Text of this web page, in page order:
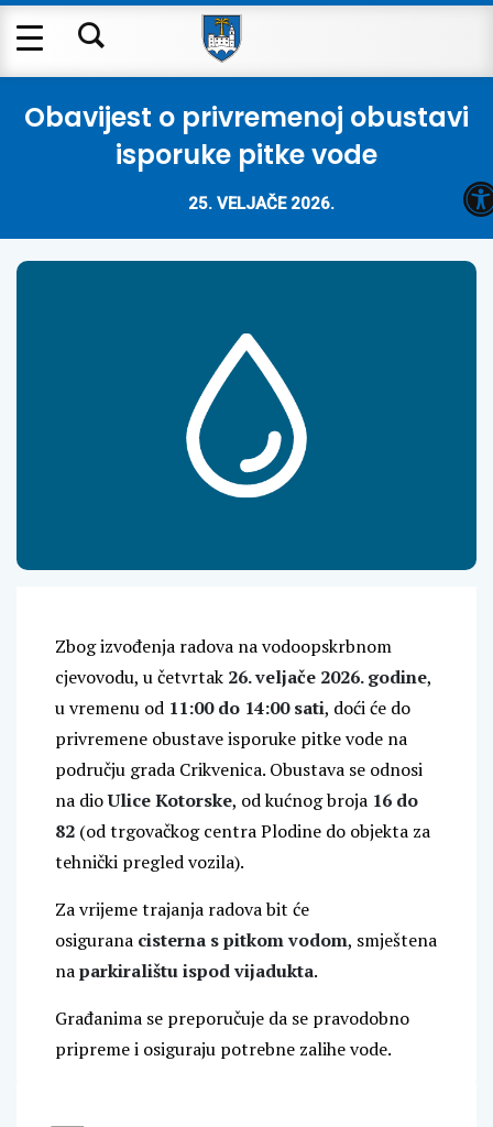
Obavijest o privremenoj obustavi
isporuke pitke vode
25. VELJAČE 2026.
Zbog izvođenja radova na vodoopskrbnom
cjevovodu, u četvrtak 26. veljače 2026. godine,
u vremenu od 11:00 do 14:00 sati, doći će do
privremene obustave isporuke pitke vode na
području grada Crikvenica. Obustava se odnosi
na dioUlice Kotorske, od kućnog broja 16 do
82 (od trgovačkog centra Plodine do objekta za
tehnički pregled vozila).
Za vrijeme trajanja radova bit će
osigurana cisterna s pitkom vodom, smještena
naparkiralištu ispod vijadukta.
Građanima se preporučuje da se pravodobno
pripreme i osiguraju potrebne zalihe vode.